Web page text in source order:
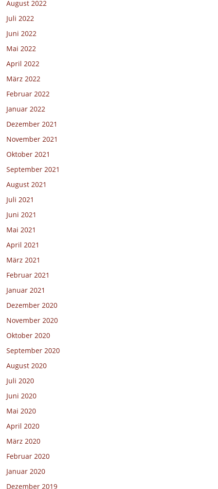
August 2022
Juli 2022
Juni 2022
Mai 2022
April 2022
März 2022
Februar 2022
Januar 2022
Dezember 2021
November 2021
Oktober 2021
September 2021
August 2021
Juli 2021
Juni 2021
Mai 2021
April 2021
März 2021
Februar 2021
Januar 2021
Dezember 2020
November 2020
Oktober 2020
September 2020
August 2020
Juli 2020
Juni 2020
Mai 2020
April 2020
März 2020
Februar 2020
Januar 2020
Dezember 2019